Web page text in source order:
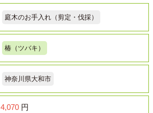
庭木のお手入れ（剪定・伐採）
椿（ツバキ）
神奈川県大和市
4,070 円